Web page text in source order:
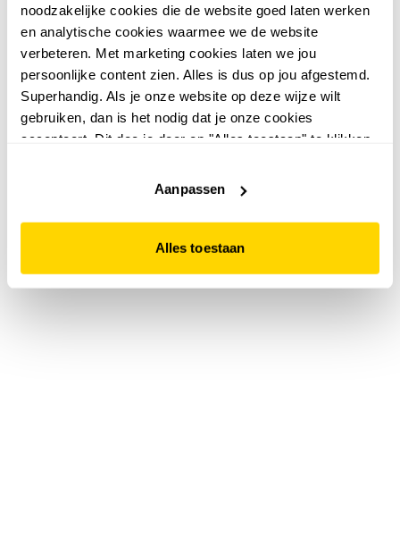
noodzakelijke cookies die de website goed laten werken
en analytische cookies waarmee we de website
verbeteren. Met marketing cookies laten we jou
persoonlijke content zien. Alles is dus op jou afgestemd.
Superhandig. Als je onze website op deze wijze wilt
gebruiken, dan is het nodig dat je onze cookies
accepteert. Dit doe je door op "Alles toestaan" te klikken.
website niet optimaal functioneert.
Aanpassen
Alles toestaan